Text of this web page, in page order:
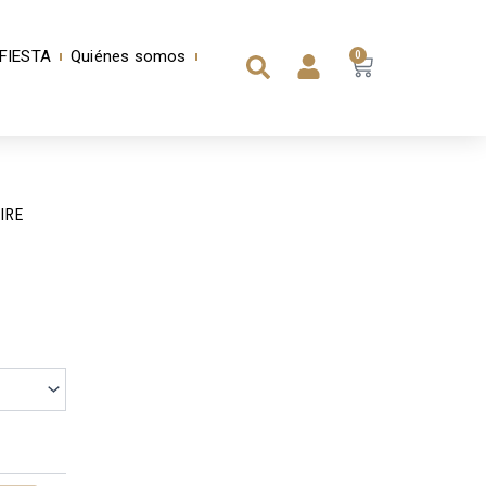
Quiénes somos Buscar
0 Carrito